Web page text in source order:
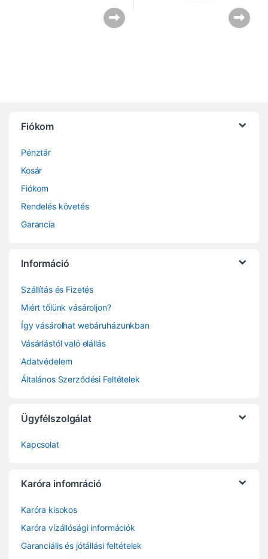
Fiókom
Pénztár
Kosár
Fiókom
Rendelés követés
Garancia
Információ
Szállítás és Fizetés
Miért tőlünk vásároljon?
Így vásárolhat webáruházunkban
Vásárlástól való elállás
Adatvédelem
Általános Szerződési Feltételek
Ügyfélszolgálat
Kapcsolat
Karóra infomráció
Karóra kisokos
Karóra vízállósági információk
Garanciális és jótállási feltételek